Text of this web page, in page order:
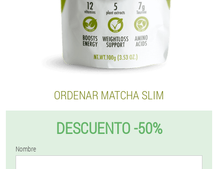
ORDENAR MATCHA SLIM
DESCUENTO -50%
Nombre